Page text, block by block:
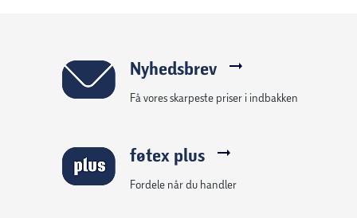
Nyhedsbrev
Få vores skarpeste priser i indbakken
føtex plus
Fordele når du handler